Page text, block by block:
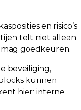
en risico’s
telt niet alleen
mag goedkeuren.
beveiliging,
kunnen
hier: interne